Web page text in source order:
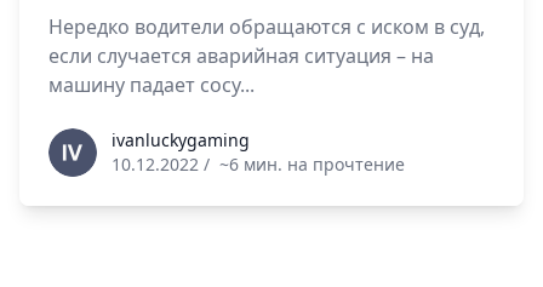
Нередко водители обращаются с иском в суд,
если случается аварийная ситуация – на
машину падает сосу...
ivanluckygaming
ivanluckygaming
10.12.2022 / ~6 мин. на прочтение